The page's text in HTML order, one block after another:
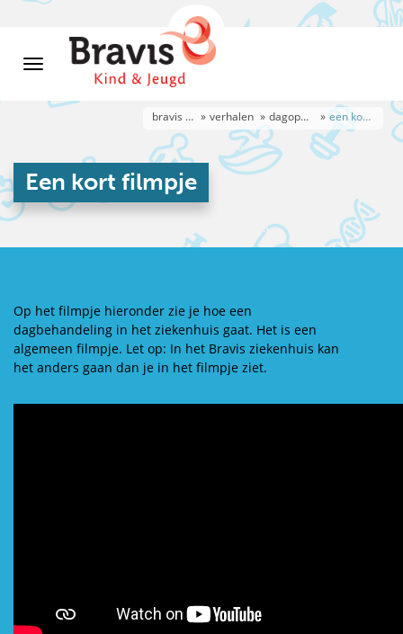
bravis kind & jeugd 13-18 jaar verhalen dagopname een kort filmpje
Een kort filmpje
Op het filmpje hieronder zie je hoe een
dagbehandeling in het ziekenhuis gaat. Het is een
algemeen filmpje. Let op: In het Bravis ziekenhuis kan
het anders gaan dan je in het filmpje ziet.